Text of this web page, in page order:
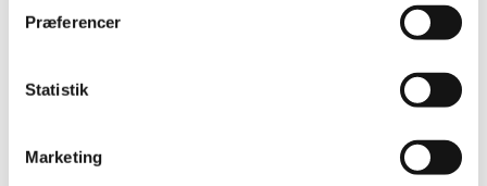
Præferencer
Statistik
Marketing
våbenhus, kor og tårn.
Bjæverskov Kirke er også et levende
fællesskab med gudstjenester og